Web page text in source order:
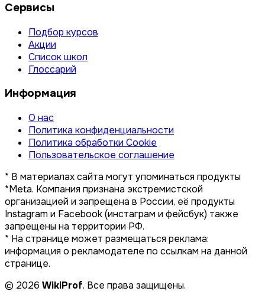
Сервисы
Подбор курсов
Акции
Список школ
Глоссарий
Информация
О нас
Политика конфиденциальности
Политика обработки Cookie
Пользовательское соглашение
* В материалах сайта могут упоминаться продукты
*Meta. Компания признана экстремистской
организацией и запрещена в России, её продукты
Instagram и Facebook (инстаграм и фейсбук) также
запрещены на территории РФ.
* На странице может размещаться реклама:
информация о рекламодателе по ссылкам на данной
странице.
© 2026 WikiProf. Все права защищены.